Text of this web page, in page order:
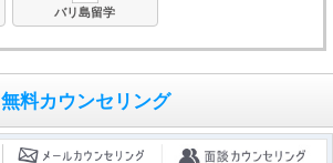
バリ島留学
無料カウンセリング